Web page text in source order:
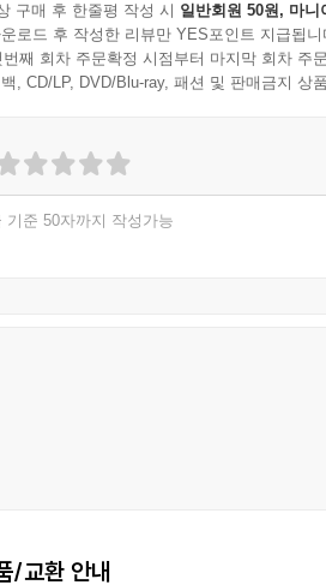
구매 후 한줄평 작성 시 일반회원 50원, 마니
로드 후 작성한 리뷰만 YES포인트 지급됩니
번째 회차 주문확정 시점부터 마지막 회차 주
, CD/LP, DVD/Blu-ray, 패션 및 판매금지 상
기준 50자까지 작성가능
/교환 안내